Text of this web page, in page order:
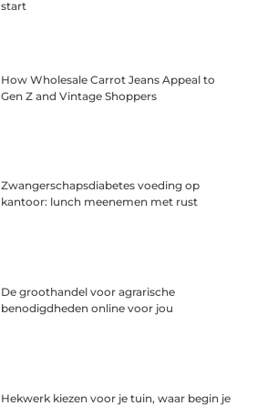
start
How Wholesale Carrot Jeans Appeal to
Gen Z and Vintage Shoppers
Zwangerschapsdiabetes voeding op
kantoor: lunch meenemen met rust
De groothandel voor agrarische
benodigdheden online voor jou
Hekwerk kiezen voor je tuin, waar begin je